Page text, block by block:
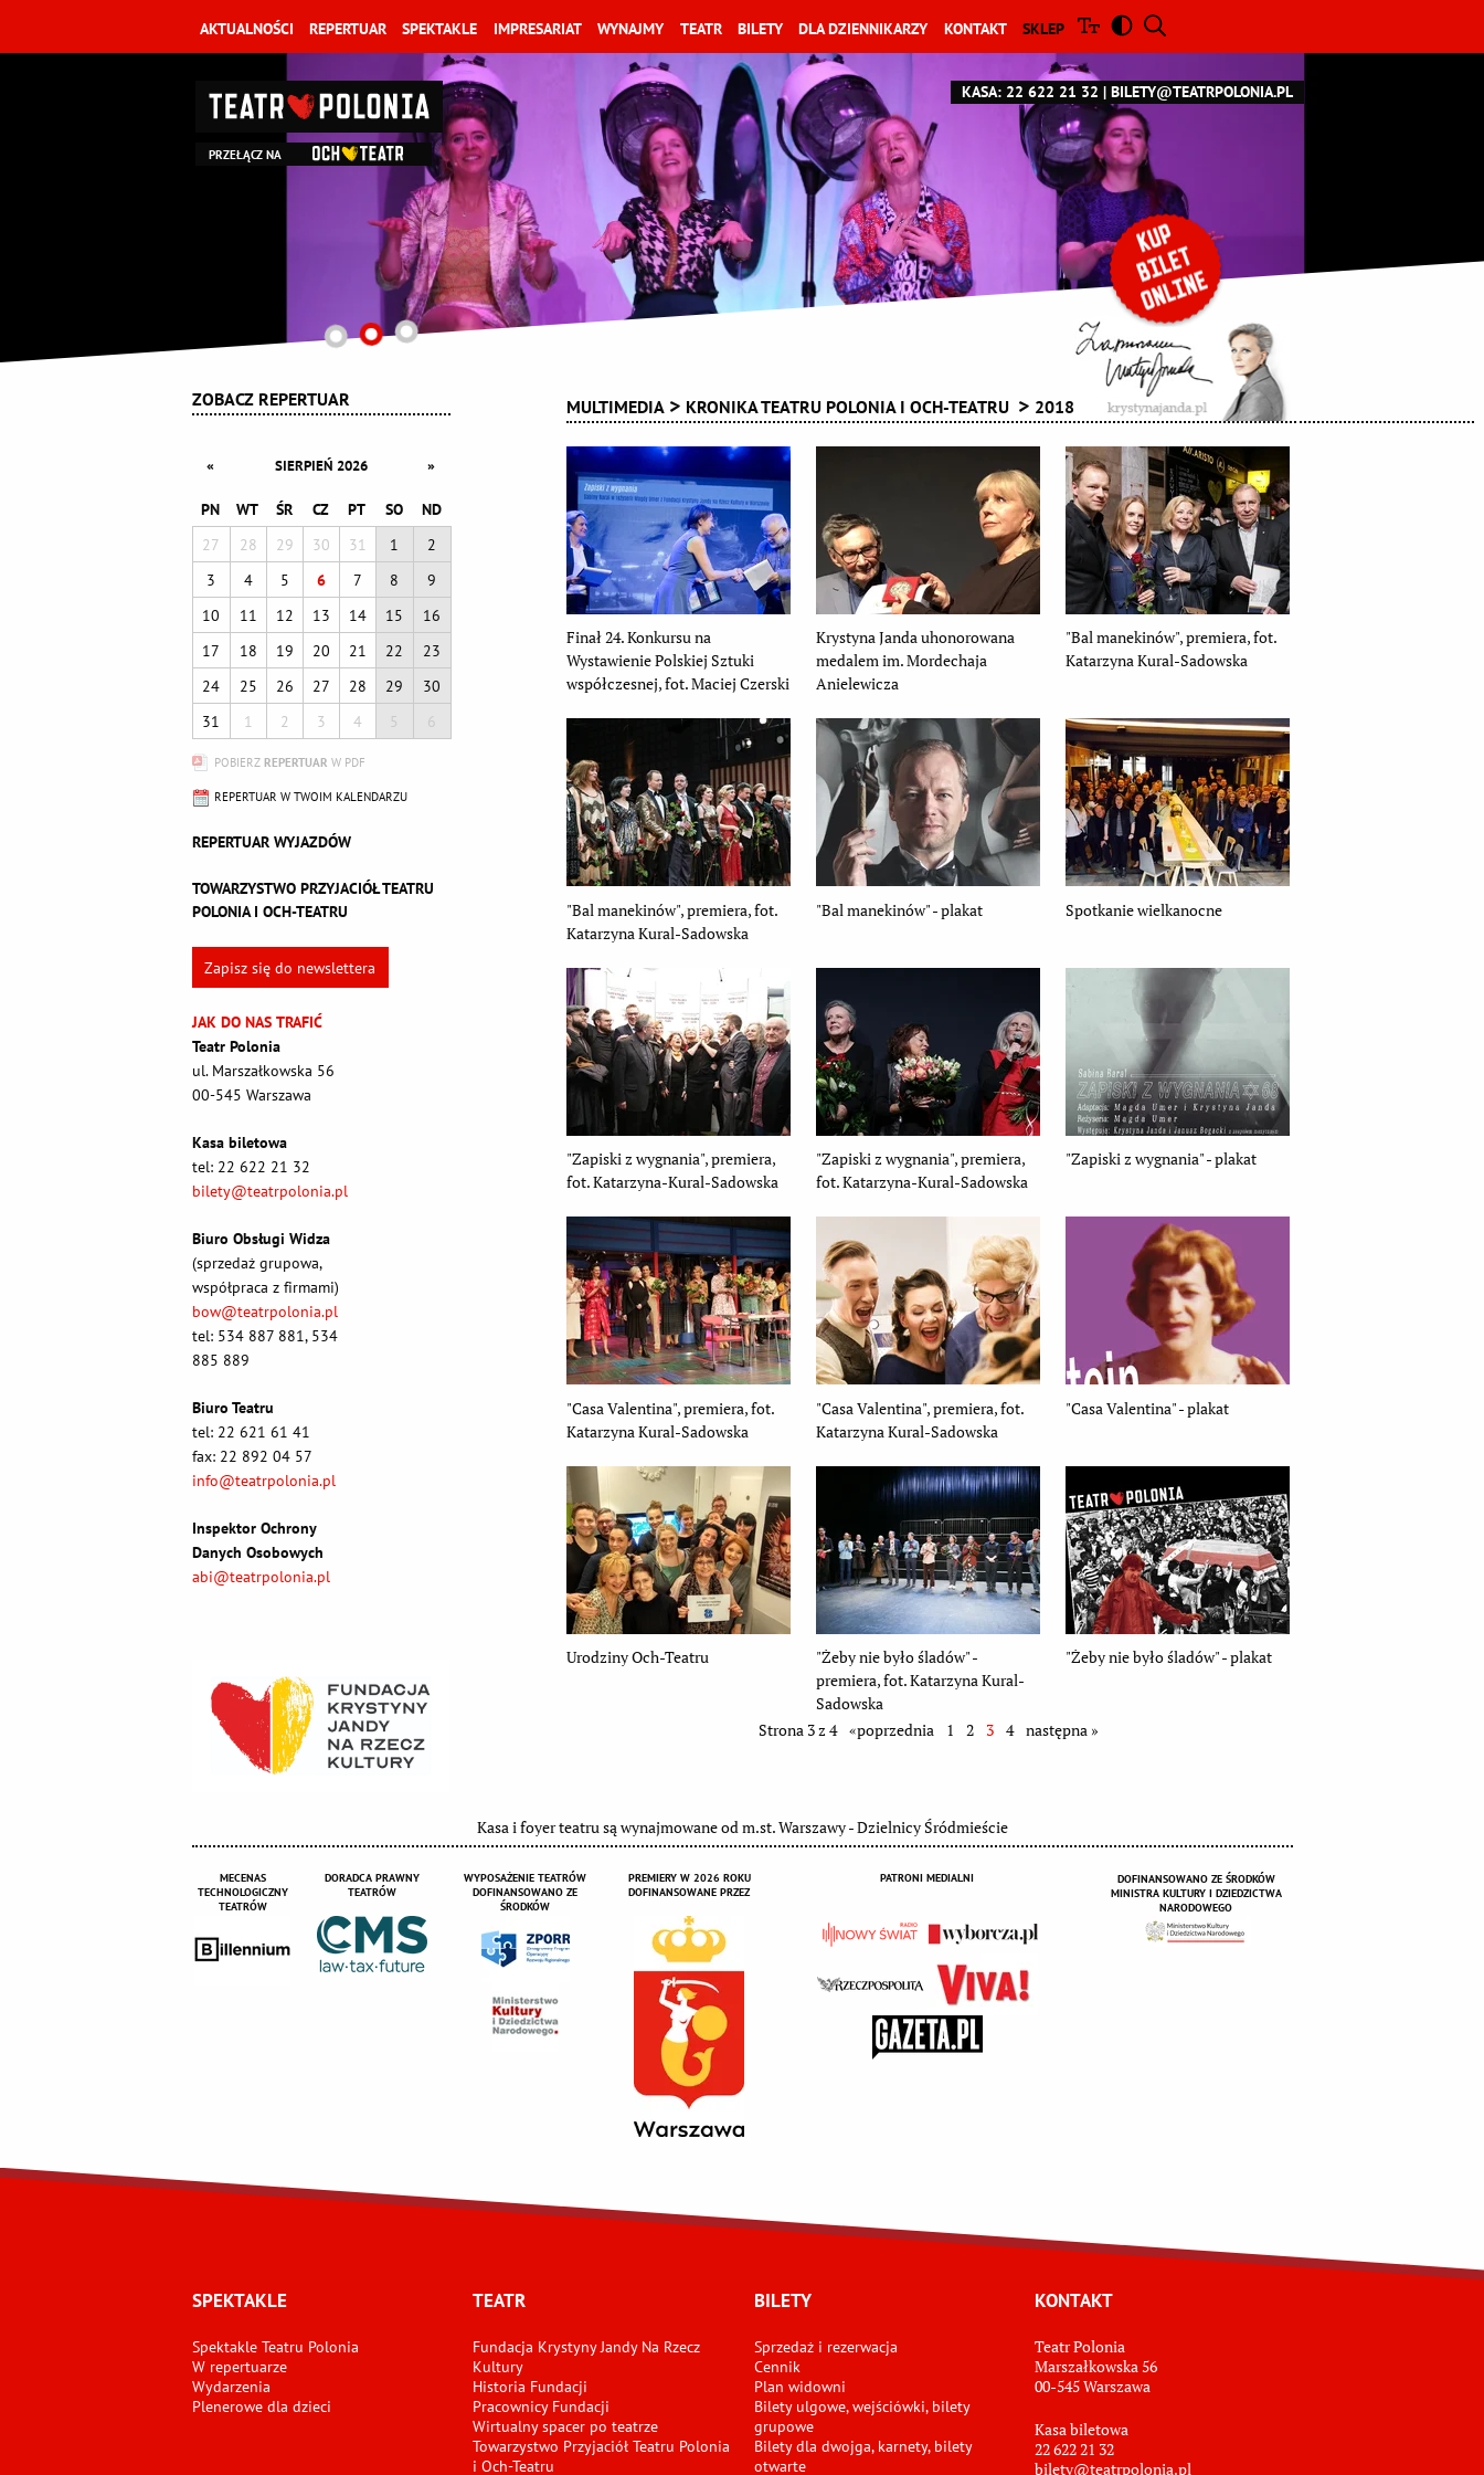
AKTUALNOŚCI REPERTUAR SPEKTAKLE IMPRESARIAT WYNAJMY TEATR BILETY DLA DZIENNIKARZY KONTAKT SKLEP
PRZEŁĄCZ NA
KASA: 22 622 21 32 BILETY@TEATRPOLONIA.PL
ZOBACZ REPERTUAR
« SIERPIEŃ 2026 »
PN WT ŚR CZ PT SO
ND
27
28 29 30 31 1
2
3
4 5 6 7 8
9
10
11 12 13 14 15
16
17
18 19 20 21 22
23
24
25 26 27 28 29
30
31
1 2 3 4 5 6
POBIERZ REPERTUAR W PDF
REPERTUAR W TWOIM KALENDARZU
REPERTUAR WYJAZDÓW
TOWARZYSTWO PRZYJACIÓŁ TEATRU
POLONIA I OCH-TEATRU
Zapisz się do newslettera
JAK DO NAS TRAFIĆ
Teatr Polonia
ul. Marszałkowska 56
00-545 Warszawa
Kasa biletowa
tel: 22 622 21 32
bilety@teatrpolonia.pl
Biuro Obsługi Widza
(sprzedaż grupowa,
współpraca z firmami)
bow@teatrpolonia.pl
tel: 534 887 881, 534
885 889
Biuro Teatru
tel: 22 621 61 41
fax: 22 892 04 57
info@teatrpolonia.pl
Inspektor Ochrony
Danych Osobowych
abi@teatrpolonia.pl
MULTIMEDIA KRONIKA TEATRU POLONIA I OCH-TEATRU 2018
Finał 24. Konkursu na
Wystawienie Polskiej Sztuki
współczesnej, fot. Maciej Czerski
Krystyna Janda uhonorowana
medalem im. Mordechaja
Anielewicza
"Bal manekinów", premiera, fot.
Katarzyna Kural-Sadowska
"Bal manekinów", premiera, fot.
Katarzyna Kural-Sadowska
"Bal manekinów" - plakat Spotkanie wielkanocne
"Zapiski z wygnania", premiera,
fot. Katarzyna-Kural-Sadowska
"Zapiski z wygnania", premiera,
fot. Katarzyna-Kural-Sadowska
"Zapiski z wygnania" - plakat
"Casa Valentina", premiera, fot.
Katarzyna Kural-Sadowska
"Casa Valentina", premiera, fot.
Katarzyna Kural-Sadowska
"Casa Valentina" - plakat
Urodziny Och-Teatru
"Żeby nie było śladów" -
premiera, fot. Katarzyna Kural-
Sadowska
"Żeby nie było śladów" - plakat
Strona 3 z 4 «poprzednia 1 2 3 4 następna »
Kasa i foyer teatru są wynajmowane od m.st. Warszawy - Dzielnicy Śródmieście
MECENAS
TECHNOLOGICZNY
TEATRÓW
DORADCA PRAWNY
TEATRÓW
WYPOSAŻENIE TEATRÓW
DOFINANSOWANO ZE
ŚRODKÓW
PREMIERY W 2026 ROKU
DOFINANSOWANE PRZEZ
PATRONI MEDIALNI
DOFINANSOWANO ZE ŚRODKÓW
MINISTRA KULTURY I DZIEDZICTWA
NARODOWEGO
SPEKTAKLE
Spektakle Teatru Polonia
W repertuarze
Wydarzenia
Plenerowe dla dzieci
TEATR
Fundacja Krystyny Jandy Na Rzecz
Kultury
Historia Fundacji
Pracownicy Fundacji
Wirtualny spacer po teatrze
Towarzystwo Przyjaciół Teatru Polonia
i Och-Teatru
BILETY
Sprzedaż i rezerwacja
Cennik
Plan widowni
Bilety ulgowe, wejściówki, bilety
grupowe
Bilety dla dwojga, karnety, bilety
otwarte
KONTAKT
Teatr Polonia
Marszałkowska 56
00-545 Warszawa
Kasa biletowa
22 622 21 32
bilety@teatrpolonia.pl